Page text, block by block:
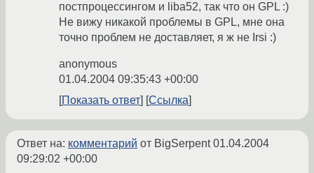
постпроцессингом и liba52, так что он GPL :)
Не вижу никакой проблемы в GPL, мне она
точно проблем не доставляет, я ж не Irsi :)
anonymous
01.04.2004 09:35:43 +00:00
Показать ответ
Ссылка
Ответ на: комментарий от BigSerpent01.04.2004
09:29:02 +00:00